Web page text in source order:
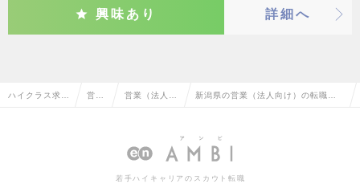
興味あり 詳細へ
ハイクラス求人 営業 営業（法人向 新潟県の営業（法人向け）の転職・
若手ハイキャリアのスカウト転職